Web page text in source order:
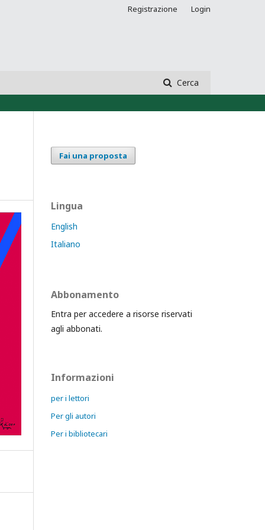
Cerca
Registrazione Login
Fai una proposta
Lingua
English
Italiano
Abbonamento
Entra per accedere a risorse riservati
agli abbonati.
Informazioni
per i lettori
Per gli autori
Per i bibliotecari